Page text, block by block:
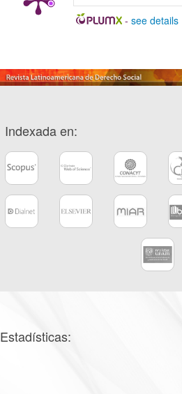
- see details
Indexada en:
Estadísticas: